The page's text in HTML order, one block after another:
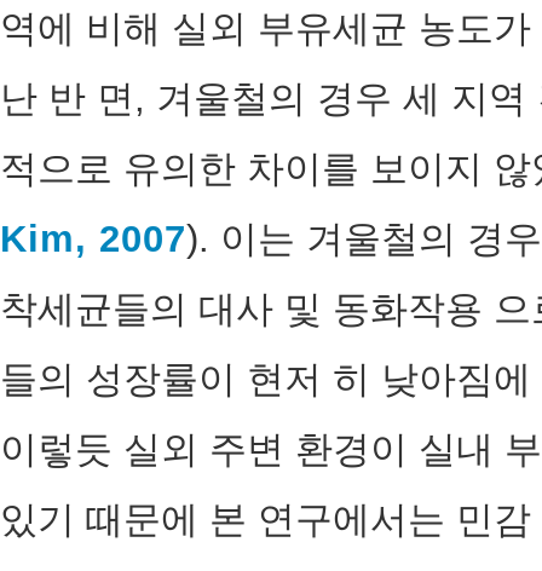
역에 비해 실외 부유세균 농도
난 반 면, 겨울철의 경우 세 지
적으로 유의한 차이를 보이지
Kim, 2007). 이는 겨울철의 경
착세균들의 대사 및 동화작용
들의 성장률이 현저 히 낮아짐
이렇듯 실외 주변 환경이 실내
있기 때문에 본 연구에서는 민